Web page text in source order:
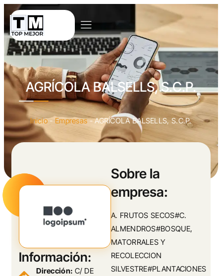
AGRÍCOLA BALSELLS, S.C.P.
Inicio- Empresas-AGRÍCOLA BALSELLS, S.C.P.
Sobre la
empresa:
A. FRUTOS SECOS#C.
ALMENDROS#BOSQUE,
MATORRALES Y
RECOLECCION
SILVESTRE#PLANTACIONES
Información:
Dirección: C/ DE